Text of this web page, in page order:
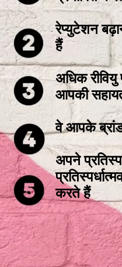
रेप्युटेशन
हैं
अधिक
आपकी
वे आपके ब्रांड
अपने
करते हैं